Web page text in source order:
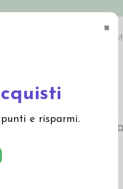
×
e risparmi.
Maglietta
corta in lana